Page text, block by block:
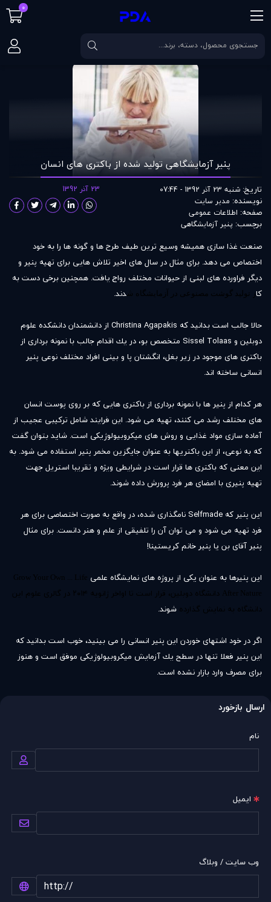
صفحه اصلی مقالات پنير آزمايشگاهى تولید شده از باكترى هاى انسان‎
پنير آزمايشگاهى تولید شده از باكترى هاى انسان‎
تاریخ: شنبه 23 آذر 1392 - 07:44
نویسنده: مدير سايت
صفحه: اطلاعات عمومی
برچسب: پنير آزمايشگاهى
23 آذر 1392
صنعت غذا سازى هميشه وسيع ترين طيف طرح ها و گونه ها را به خود
اختصاص مى دهد. براى مثال در سال هاى اخير تلاش هايى براى تهيه پنير و
ديگر فراورده هاى لبنى از حيوانات مختلف رواج يافت. همچنین برخی دست به
کار تولید گوشت مصنوعی در آزمایشگاه شدند.
حالا جالب است بدانيد كه Christina Agapakis از دانشمندان دانشكده علوم
دوبلین و Sissel Tolaas متخصص بو، در يك اقدام جالب با نمونه بردارى از
باكترى هاى موجود در زير بغل، انگشتان پا و بينى افراد مختلف نوعى پنير
انسانى ساخته اند.
هر كدام از پنير ها با نمونه بردارى از باكترى هايى كه بر روى پوست انسان
هاى مختلف رشد مى كنند، تهيه مى شود. اين فرايند شامل تركيبى عجيب از
آماده سازى مواد غذايى و روش هاى ميكروبيولوژيكى است. شاید بتوان گفت
که به نوعی، از این باکتریها به عنوان جایگزین مخمر پنیر استفاده می شود. به
اين معنى كه باكترى ها قرار است در شرايطى ويژه و تقريبا استريل جهت
تهيه پنيرى با امضاى هر فرد پرورش داده شوند.
این پنیر که Selfmade نامگذاری شده، در واقع به صورت اختصاصی برای هر
فرد تهیه می شود و می توان آن را تلفیقی از علم و هنر دانست. برای مثال
پنیر آقای بن یا پنیر خانم کریستینا!
این پنیرها به عنوان یکی از پروژه های نمایشگاه علمی Grow Your Own ... Life
After Nature
دانشگاه دوبلین، قرار است تا اواخر ژانویه ۲۰۱۴ در گالری علوم این
دانشگاه به نمایش گذارده شوند.
اگر در خود اشتهاى خوردن اين پنير انسانى را مى بينيد، خوب است بدانيد كه
اين پنير فعلا تنها در سطح يك آزمايش ميكروبيولوژيكى موفق است و هنوز
براى مصرف وارد بازار نشده است.
ارسال بازخورد
نام
ایمیل
وب سایت / وبلاگ
0